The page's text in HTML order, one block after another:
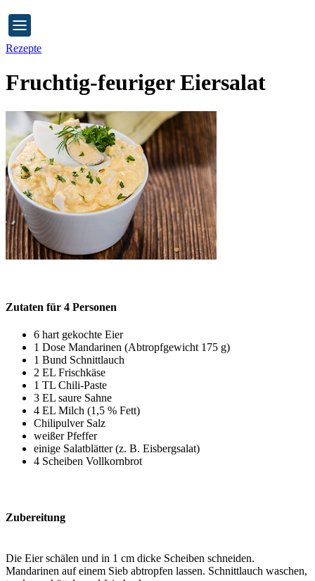
Rezepte
Fruchtig-feuriger Eiersalat
Zutaten für 4 Personen
6 hart gekochte Eier
1 Dose Mandarinen (Abtropfgewicht 175 g)
1 Bund Schnittlauch
2 EL Frischkäse
1 TL Chili-Paste
3 EL saure Sahne
4 EL Milch (1,5 % Fett)
Chilipulver Salz
weißer Pfeffer
einige Salatblätter (z. B. Eisbergsalat)
4 Scheiben Vollkornbrot
Zubereitung
Die Eier schälen und in 1 cm dicke Scheiben schneiden.
Mandarinen auf einem Sieb abtropfen lassen. Schnittlauch waschen,